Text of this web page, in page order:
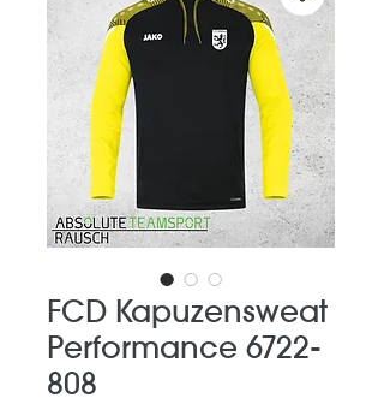
FCD Kapuzensweat
Performance 6722-
808